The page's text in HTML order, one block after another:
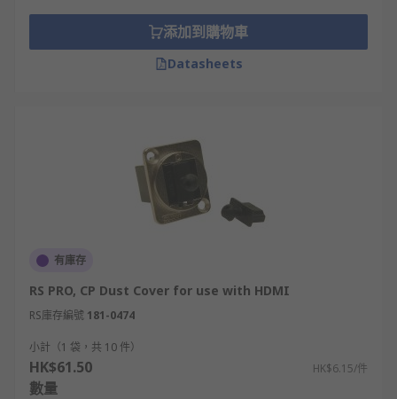
添加到購物車
Datasheets
有庫存
RS PRO, CP Dust Cover for use with HDMI
RS庫存編號 181-0474
小計（1 袋，共 10 件）
HK$61.50 HK$6.15/件
數量